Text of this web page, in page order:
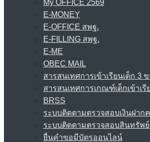
My OFFICE 2569
E-MONEY
E-OFFICE สพฐ.
E-FILLING สพฐ.
E-ME
OBEC MAIL
สารสนเทศการเข้าเรียนเด็ก 3
สารสนเทศการเกณฑ์เด็กเข้าเรี
BRSS
ระบบติดตามตรวจสอบเงินฝาก
ระบบติดตามตรวจสอบสินทรัพย์
ยื่นคำขอมีบัตรออนไลน์